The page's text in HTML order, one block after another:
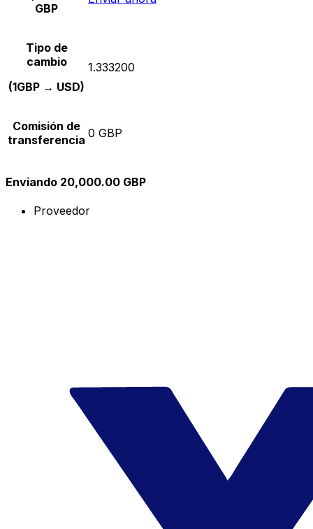
GBP
Tipo de
cambio
(1GBP → USD)
1.333200
Comisión de
transferencia 0 GBP
Enviando 20,000.00 GBP
Proveedor